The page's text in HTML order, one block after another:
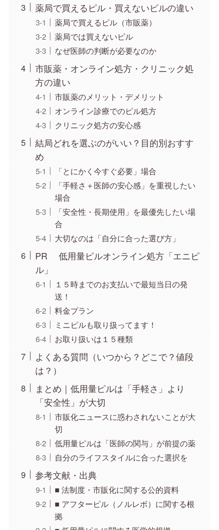
薬局で買えるピル・買えないピルの違い
薬局で買えるピル（市販薬）
薬局では買えないピル
なぜ医師の判断が必要なのか
市販薬・オンライン処方・クリニック処
方の違い
市販薬のメリット・デメリット
オンライン診療でのピル処方
クリニック処方の安心感
結局どれを選ぶのがいい？目的別おすす
め
「とにかく今すぐ必要」場合
「手軽さ＋医師の安心感」を重視したい
場合
「安全性・長期使用」を最優先したい場
合
大切なのは「自分に合った選び方」
PR 低用量ピルオンライン処方「エニピ
ル」
１５時までのお支払いで最短当日の発
送！
料金プラン
ミニピルも取り扱ってます！
お取り扱いは１５種類
よくある質問（いつから？どこで？値段
は？）
まとめ｜低用量ピルは「手軽さ」より
「安全性」が大切
市販化ニュースに惑わされないことが大
切
低用量ピルは「医師の関与」が前提の薬
自分のライフスタイルに合った選択を
参考文献・出典
■ 法制度・市販化に関する公的資料
■ アフターピル（ノルレボ）に関する根
拠